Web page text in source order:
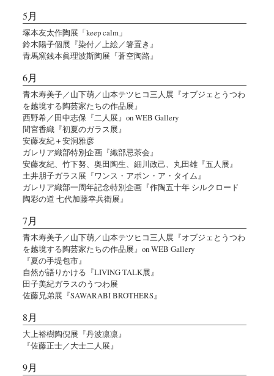
5月
塚本友太作陶展「keep calm」
鈴木陽子個展『染付／上絵／箸置き』
青馬窯銭本眞理波斯陶展『蒼空陶路』
6月
青木寿美子／山下萌／山本テツヒコ三人展『オブジェとうつわ
を越境する陶芸家たちの作品展』
西野希／田中志保『二人展』on WEB Gallery
間宮香織『初夏のガラス展』
安藤友紀＋安洞雅彦
ガレリア織部特別企画『織部忌茶会』
安藤友紀、竹下努、奥田陶生、細川政己、丸田雄『五人展』
土井朋子ガラス展『ワンス・アポン・ア・タイム』
ガレリア織部一周年記念特別企画『作陶五十年 シルクロード
陶彩の道 七代加藤幸兵衛展』
7月
青木寿美子／山下萌／山本テツヒコ三人展『オブジェとうつわ
を越境する陶芸家たちの作品展』on WEB Gallery
『夏の手堤包市』
自然が語りかける『LIVING TALK展』
田子美紀ガラスのうつわ展
佐藤兄弟展『SAWARABI BROTHERS』
8月
大上裕樹陶倪展『丹波凛凛』
『佐藤正士／大士二人展』
9月